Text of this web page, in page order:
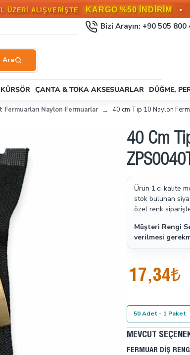
2000 TL ÜZERİ SİPARİŞLERDE KARGO
Bizi Arayın: +90 505 800
ÇANTA & TOKA AKSESUARLAR DÜĞME,
Fermuarları Naylon Fermuarlar 40 cm Tip 10 Naylon
40 Cm
Ürün 1.ci kalite
stok bulunan
özel renk
Müşteri Rengi
verilmesi
17,34₺
50 Adet - 1 Paket
MEVCUT
FERMUAR DIŞ